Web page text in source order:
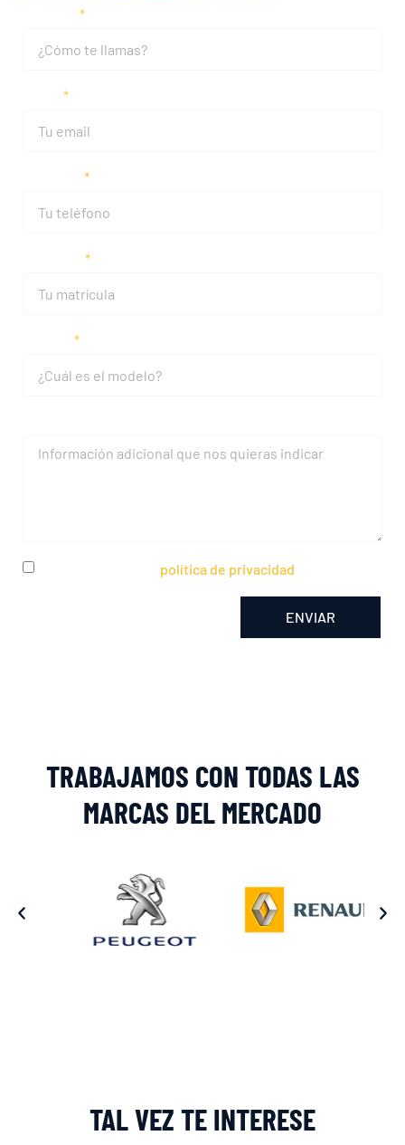
política de privacidad
ENVIAR
TRABAJAMOS CON TODAS LAS
MARCAS DEL MERCADO
TAL VEZ TE INTERESE